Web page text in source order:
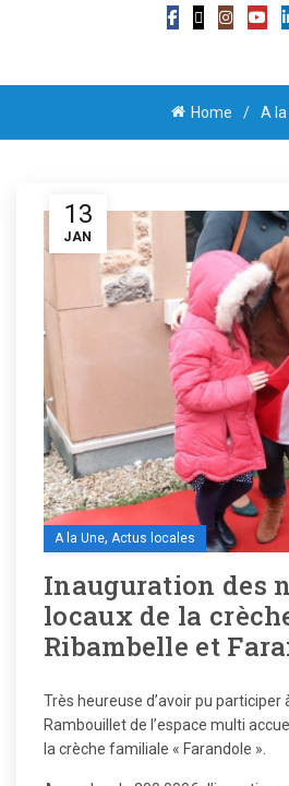
Home A la
13
JAN
A la Une, Actus locales
Inauguration des
locaux de la
Ribambelle et
Très heureuse d’avoir pu participer
Rambouillet de l’espace multi
la crèche familiale « Farandole ».